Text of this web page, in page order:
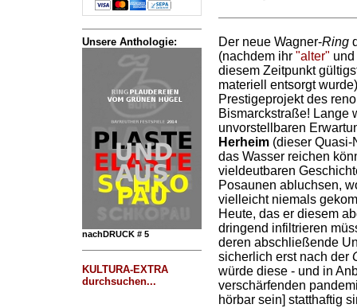
Unsere Anthologie:
nachDRUCK # 5
KULTURA-EXTRA
durchsuchen...
Der neue Wagner-Ring
(nachdem ihr "alter"
diesem Zeitpunkt
materiell entsorgt
Prestigeprojekt des
Bismarckstraße! Lange
unvorstellbaren
Herheim(dieser Quasi-
das Wasser reichen
vieldeutbaren
Posaunen abluchsen,
vielleicht niemals
Heute, das er diesem
dringend infiltrieren
deren abschließende
sicherlich erst nach der
würde diese - und in
verschärfenden
hörbar sein] statthaftig